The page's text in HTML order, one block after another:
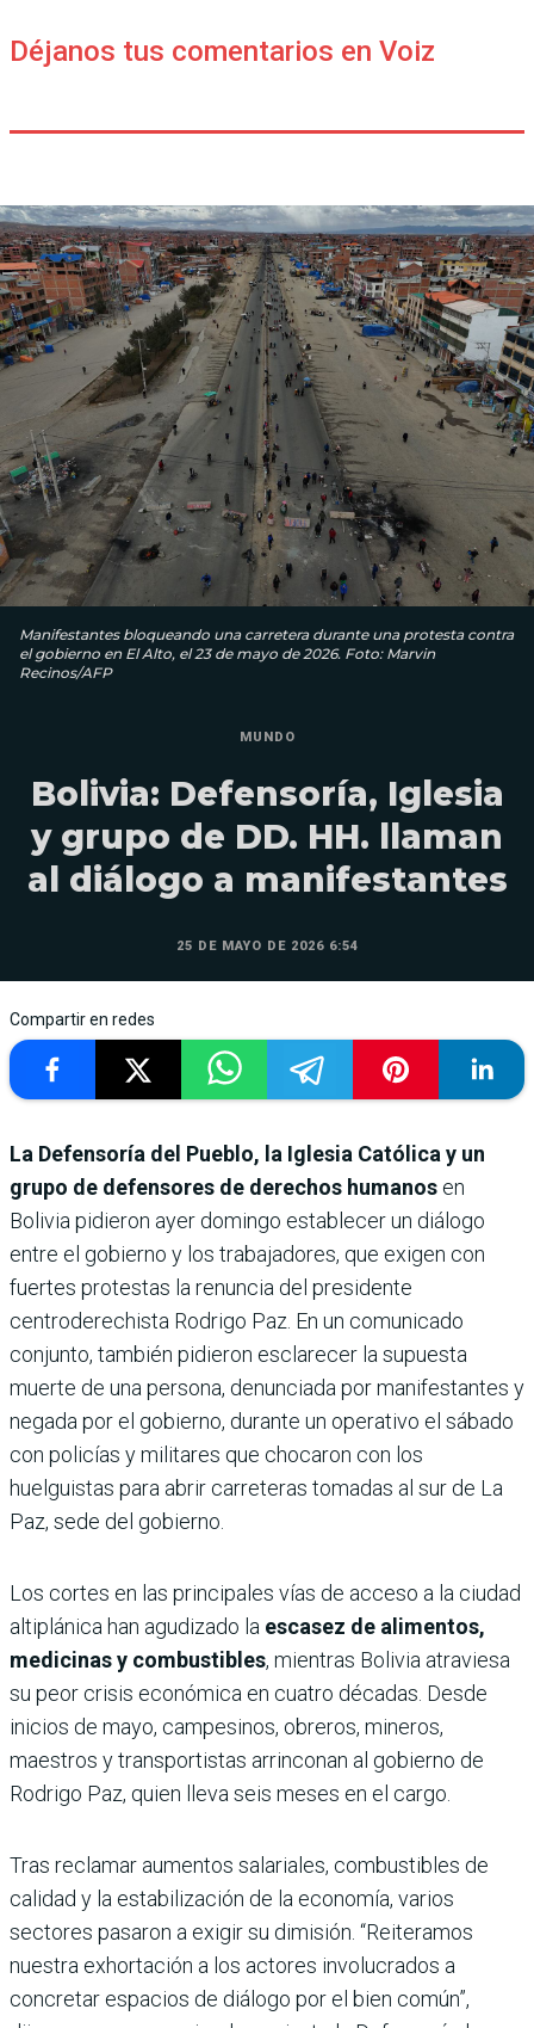
Déjanos tus comentarios en Voiz
Manifestantes bloqueando una carretera durante una protesta contra
el gobierno en El Alto, el 23 de mayo de 2026. Foto: Marvin
Recinos/AFP
MUNDO
Bolivia: Defensoría, Iglesia
y grupo de DD. HH. llaman
al diálogo a manifestantes
25 DE MAYO DE 2026 6:54
Compartir en redes
La Defensoría del Pueblo, la Iglesia Católica y un
grupo de defensores de derechos humanos en
Bolivia pidieron ayer domingo establecer un diálogo
entre el gobierno y los trabajadores, que exigen con
fuertes protestas la renuncia del presidente
centroderechista Rodrigo Paz. En un comunicado
conjunto, también pidieron esclarecer la supuesta
muerte de una persona, denunciada por manifestantes y
negada por el gobierno, durante un operativo el sábado
con policías y militares que chocaron con los
huelguistas para abrir carreteras tomadas al sur de La
Paz, sede del gobierno.
Los cortes en las principales vías de acceso a la ciudad
altiplánica han agudizado la escasez de alimentos,
medicinas y combustibles, mientras Bolivia atraviesa
su peor crisis económica en cuatro décadas. Desde
inicios de mayo, campesinos, obreros, mineros,
maestros y transportistas arrinconan al gobierno de
Rodrigo Paz, quien lleva seis meses en el cargo.
Tras reclamar aumentos salariales, combustibles de
calidad y la estabilización de la economía, varios
sectores pasaron a exigir su dimisión. “Reiteramos
nuestra exhortación a los actores involucrados a
concretar espacios de diálogo por el bien común”,